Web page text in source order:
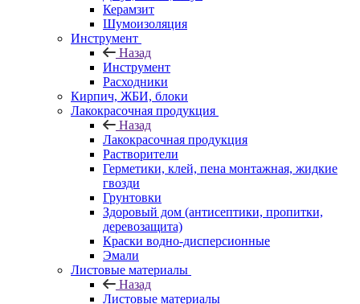
Керамзит
Шумоизоляция
Инструмент
Назад
Инструмент
Расходники
Кирпич, ЖБИ, блоки
Лакокрасочная продукция
Назад
Лакокрасочная продукция
Растворители
Герметики, клей, пена монтажная, жидкие
гвозди
Грунтовки
Здоровый дом (антисептики, пропитки,
деревозащита)
Краски водно-дисперсионные
Эмали
Листовые материалы
Назад
Листовые материалы